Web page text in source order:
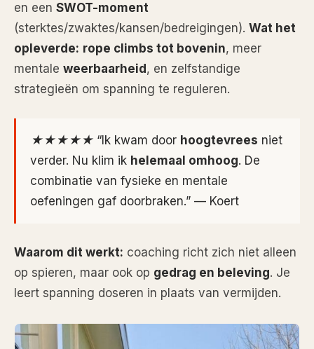
en een SWOT-moment
(sterktes/zwaktes/kansen/bedreigingen). Wat het
opleverde: rope climbs tot bovenin, meer
mentale weerbaarheid , en zelfstandige
strategieën om spanning te reguleren.
★★★★★ “Ik kwam door hoogtevrees niet
verder. Nu klim ik helemaal omhoog. De
combinatie van fysieke en mentale
oefeningen gaf doorbraken.” — Koert
Waarom dit werkt: coaching richt zich niet alleen
op spieren, maar ook op gedrag en beleving. Je
leert spanning doseren in plaats van vermijden.